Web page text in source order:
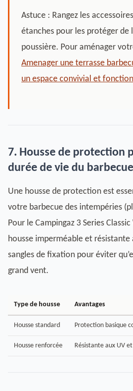
Astuce : Rangez les
étanches pour les protéger de
poussière. Pour aménager
Amenager une terrasse
un espace convivial et
7. Housse de protection
durée de vie du barbecue
Une housse de protection est
votre barbecue des intempéries
Pour le Campingaz 3 Series
housse imperméable et résistante
sangles de fixation pour éviter
grand vent.
Type de housse Avantages
Housse standard Protection basique
Housse renforcée Résistante aux UV